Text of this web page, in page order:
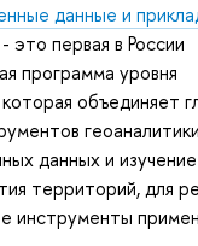
данные и
- это первая в России
программа уровня
объединяет
данных и
территорий, для
инструменты